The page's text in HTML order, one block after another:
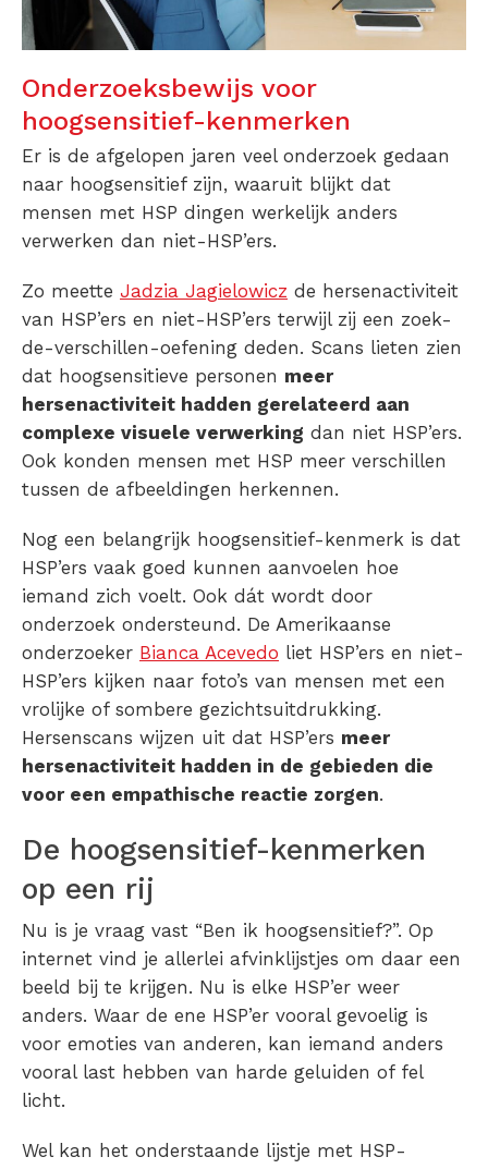
Onderzoeksbewijs voor
hoogsensitief-kenmerken
Er is de afgelopen jaren veel onderzoek gedaan
naar hoogsensitief zijn, waaruit blijkt dat
mensen met HSP dingen werkelijk anders
verwerken dan niet-HSP’ers.
Zo meette Jadzia Jagielowicz de hersenactiviteit
van HSP’ers en niet-HSP’ers terwijl zij een zoek-
de-verschillen-oefening deden. Scans lieten zien
dat hoogsensitieve personen meer
hersenactiviteit hadden gerelateerd aan
complexe visuele verwerking dan niet HSP’ers.
Ook konden mensen met HSP meer verschillen
tussen de afbeeldingen herkennen.
Nog een belangrijk hoogsensitief-kenmerk is dat
HSP’ers vaak goed kunnen aanvoelen hoe
iemand zich voelt. Ook dát wordt door
onderzoek ondersteund. De Amerikaanse
onderzoeker Bianca Acevedo liet HSP’ers en niet-
HSP’ers kijken naar foto’s van mensen met een
vrolijke of sombere gezichtsuitdrukking.
Hersenscans wijzen uit dat HSP’ers meer
hersenactiviteit hadden in de gebieden die
voor een empathische reactie zorgen.
De hoogsensitief-kenmerken
op een rij
Nu is je vraag vast “Ben ik hoogsensitief?”. Op
internet vind je allerlei afvinklijstjes om daar een
beeld bij te krijgen. Nu is elke HSP’er weer
anders. Waar de ene HSP’er vooral gevoelig is
voor emoties van anderen, kan iemand anders
vooral last hebben van harde geluiden of fel
licht.
Wel kan het onderstaande lijstje met HSP-